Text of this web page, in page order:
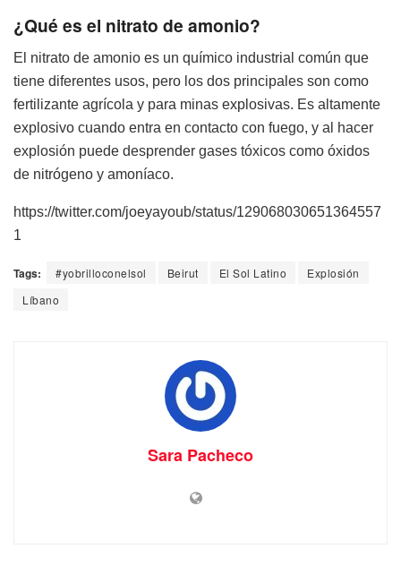
¿Qué es el nitrato de amonio?
El nitrato de amonio es un químico industrial común que
tiene diferentes usos, pero los dos principales son como
fertilizante agrícola y para minas explosivas. Es altamente
explosivo cuando entra en contacto con fuego, y al hacer
explosión puede desprender gases tóxicos como óxidos
de nitrógeno y amoníaco.
https://twitter.com/joeyayoub/status/129068030651364557
1
Tags: #yobrilloconelsol Beirut El Sol Latino
Explosión
Líbano
Sara Pacheco